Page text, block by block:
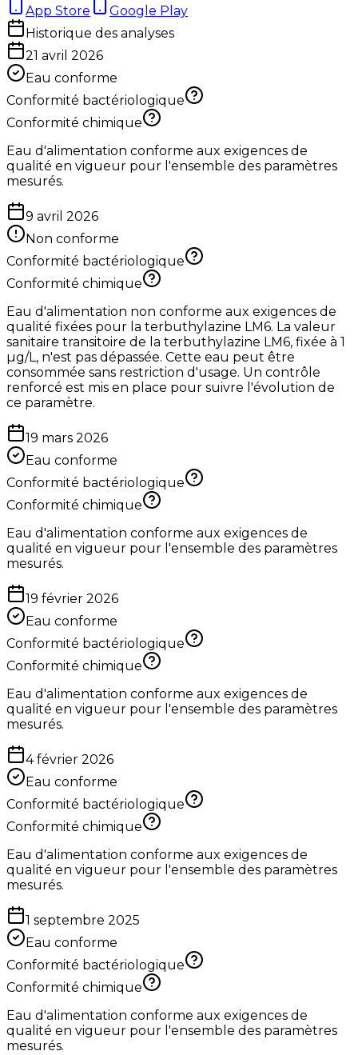
App Store
Google Play
Historique des analyses
21 avril 2026
Eau conforme
Conformité bactériologique
Conformité chimique
Eau d'alimentation conforme aux exigences de
qualité en vigueur pour l'ensemble des paramètres
mesurés.
9 avril 2026
Non conforme
Conformité bactériologique
Conformité chimique
Eau d'alimentation non conforme aux exigences de
qualité fixées pour la terbuthylazine LM6. La valeur
sanitaire transitoire de la terbuthylazine LM6, fixée à 1
µg/L, n'est pas dépassée. Cette eau peut être
consommée sans restriction d'usage. Un contrôle
renforcé est mis en place pour suivre l'évolution de
ce paramètre.
19 mars 2026
Eau conforme
Conformité bactériologique
Conformité chimique
Eau d'alimentation conforme aux exigences de
qualité en vigueur pour l'ensemble des paramètres
mesurés.
19 février 2026
Eau conforme
Conformité bactériologique
Conformité chimique
Eau d'alimentation conforme aux exigences de
qualité en vigueur pour l'ensemble des paramètres
mesurés.
4 février 2026
Eau conforme
Conformité bactériologique
Conformité chimique
Eau d'alimentation conforme aux exigences de
qualité en vigueur pour l'ensemble des paramètres
mesurés.
1 septembre 2025
Eau conforme
Conformité bactériologique
Conformité chimique
Eau d'alimentation conforme aux exigences de
qualité en vigueur pour l'ensemble des paramètres
mesurés.